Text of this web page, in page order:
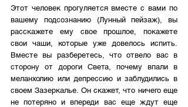
Этот человек прогуляется вместе с вами по
вашему подсознанию (Лунный пейзаж), вы
расскажете ему свое прошлое, покажете
свои чаши, которые уже довелось испить.
Вместе вы разберетесь, что отвело вас в
сторону от дороги Света, почему впали в
меланхолию или депрессию и заблудились в
своем Зазеркалье. Он скажет, что ничего еще
не потеряно и впереди вас еще ждут еще